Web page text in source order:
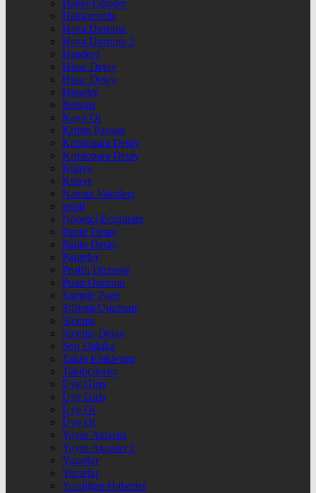
Haber Gönder
Hakkımızda
Hava Durumu
Hava Durumu 2
Header4
Hisse Detay
Hisse Detay
Hisseler
İletişim
Kayıt Ol
Kripto Paralar
Kriptopara Detay
Kriptopara Detay
Künye
Künye
Namaz Vakitleri
nnbil
Nöbetçi Eczaneler
Parite Detay
Parite Detay
Pariteler
Profili Düzenle
Puan Durumu
Sample Page
Şifremi Unuttum
Sinema
Sinema Detay
Son Dakika
Takip Ettiklerim
Takipçilerim
Üye Giriş
Üye Giriş
Üye Ol
Üye Ol
Yayın Akışları
Yayın Akışları 2
Yazarlar
Yazarlar
Yazdığım Haberler